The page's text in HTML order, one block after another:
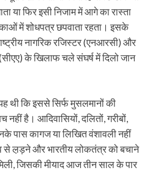
या फिर इसी निजाम में आगे का रास्‍ता
में शोधपत्र छपवाता रहता। इसके
नागरिक रजिस्टर (एनआरसी) और
के खिलाफ चले संघर्ष में दिलो जान
थी कि इससे सिर्फ मुसलमानों की
है। आदिवासियों, दलितों, गरीबों,
पास कागज या लिखित वंशावली नहीं
से ल़ड़ने और भारतीय लोकतंत्र को बचाने
जिसकी मीयाद आज तीन साल के पार